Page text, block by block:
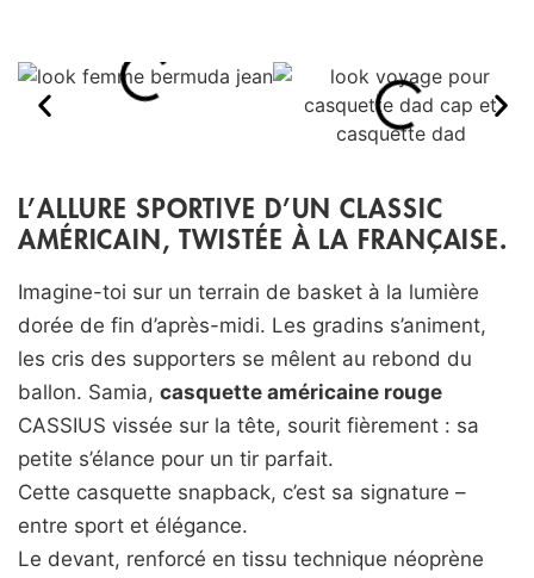
L’ALLURE SPORTIVE D’UN CLASSIC
AMÉRICAIN, TWISTÉE À LA FRANÇAISE.
Imagine-toi sur un terrain de basket à la lumière
dorée de fin d’après-midi. Les gradins s’animent,
les cris des supporters se mêlent au rebond du
ballon. Samia, casquette américaine rouge
CASSIUS vissée sur la tête, sourit fièrement : sa
petite s’élance pour un tir parfait.
Cette casquette snapback, c’est sa signature –
entre sport et élégance.
Le devant, renforcé en tissu technique néoprène